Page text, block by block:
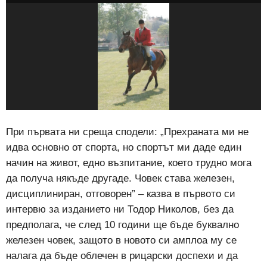
При първата ни среща сподели: „Прехраната ми не
идва основно от спорта, но спортът ми даде един
начин на живот, едно възпитание, което трудно мога
да получа някъде другаде. Човек става железен,
дисциплиниран, отговорен” – казва в първото си
интервю за изданието ни Тодор Николов, без да
предполага, че след 10 години ще бъде буквално
железен човек, защото в новото си амплоа му се
налага да бъде облечен в рицарски доспехи и да